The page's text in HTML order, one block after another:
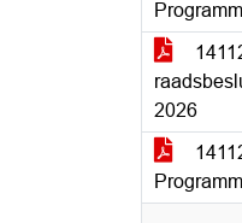
2026